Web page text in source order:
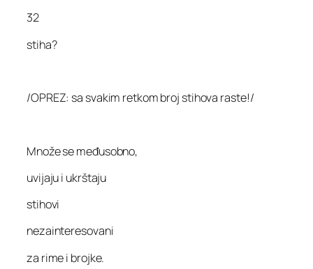
32
stiha?
/OPREZ: sa svakim retkom broj stihova raste!/
Množe se međusobno,
uvijaju i ukrštaju
stihovi
nezainteresovani
za rime i brojke.